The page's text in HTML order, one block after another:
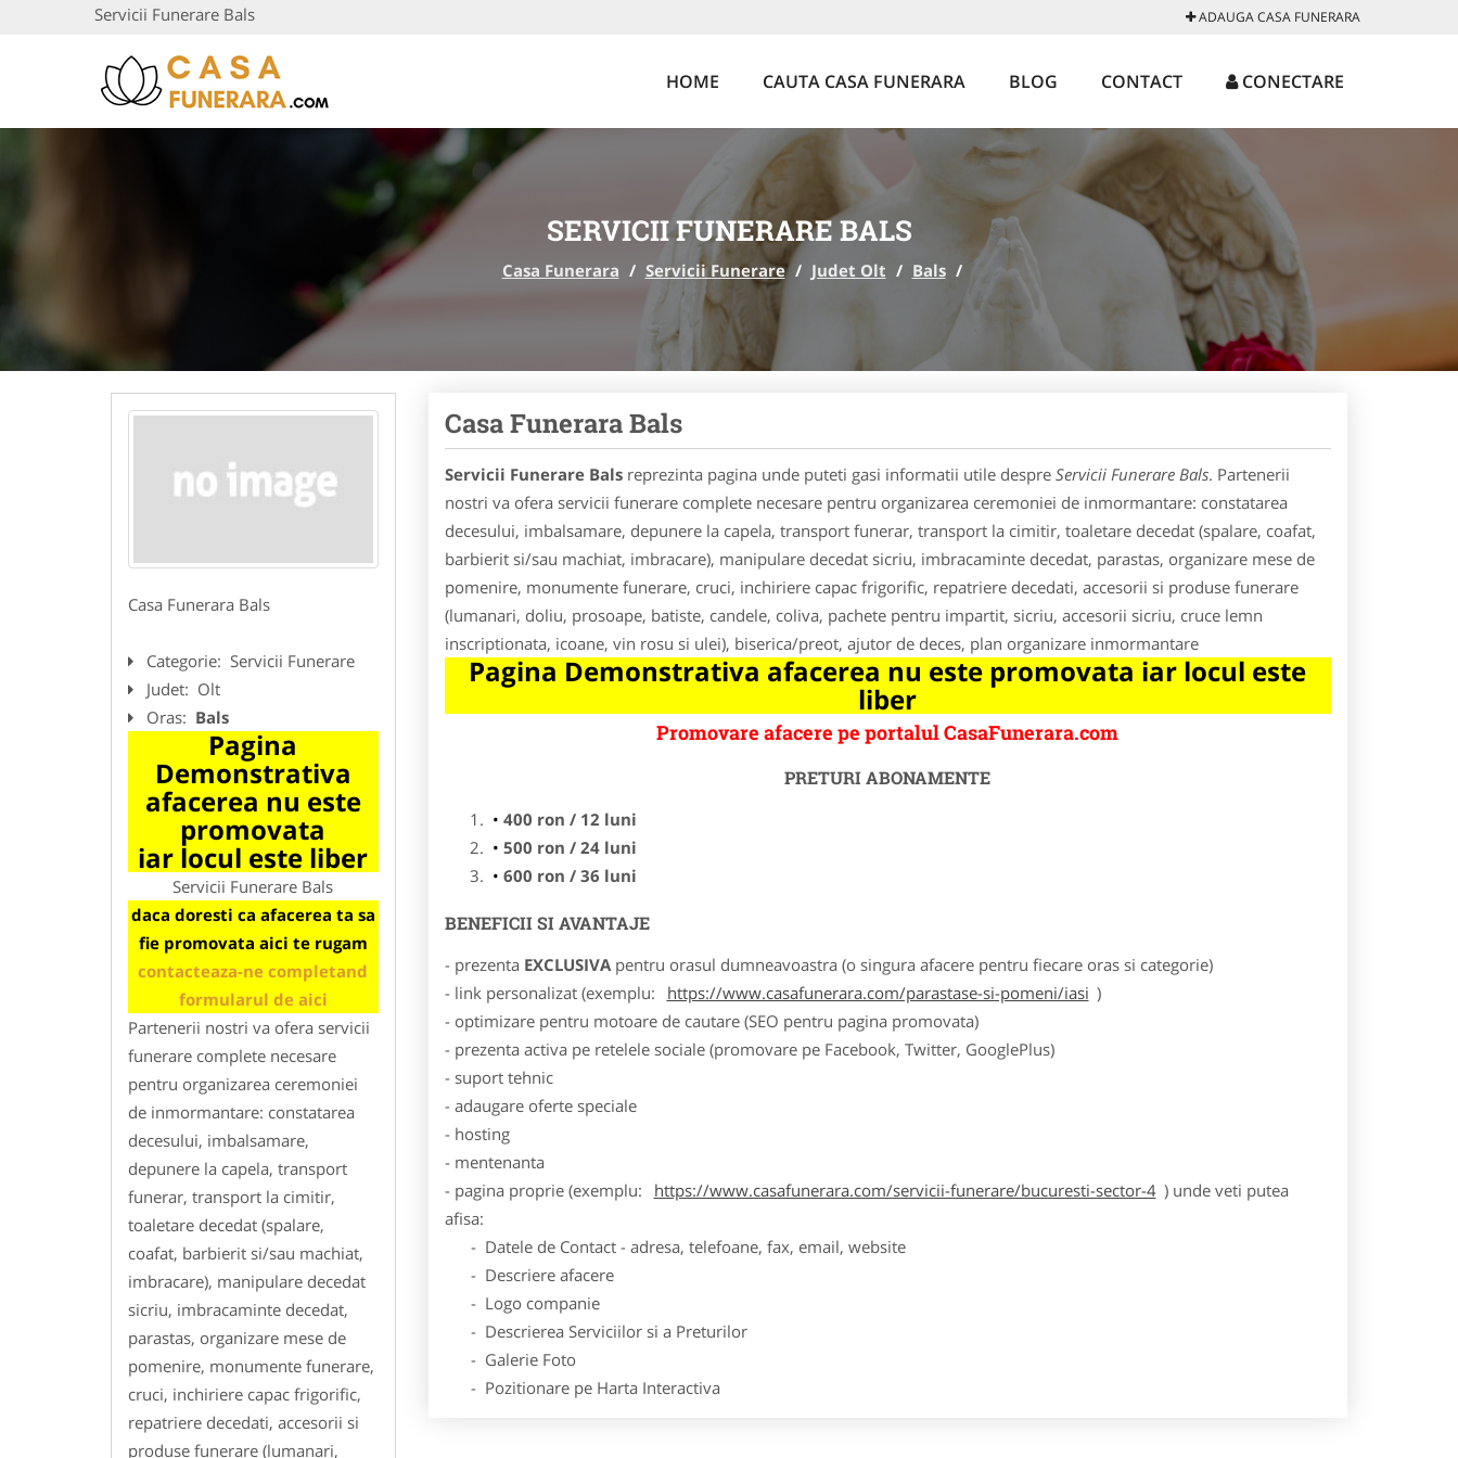
Servicii Funerare Bals ADAUGA CASA FUNERARA
HOME CAUTA CASA FUNERARA BLOG CONTACT CONECTARE
SERVICII FUNERARE BALS
Casa Funerara / Servicii Funerare / Judet Olt / Bals /
Casa Funerara Bals
Categorie: Servicii Funerare
Judet: Olt
Oras: Bals
Pagina
Demonstrativa
afacerea nu este
promovata
iar locul este liber
Servicii Funerare Bals
daca doresti ca afacerea ta sa
fie promovata aici te rugam
contacteaza-ne completand
formularul de aici
Partenerii nostri va ofera servicii
funerare complete necesare
pentru organizarea ceremoniei
de inmormantare: constatarea
decesului, imbalsamare,
depunere la capela, transport
funerar, transport la cimitir,
toaletare decedat (spalare,
coafat, barbierit si/sau machiat,
imbracare), manipulare decedat
sicriu, imbracaminte decedat,
parastas, organizare mese de
pomenire, monumente funerare,
cruci, inchiriere capac frigorific,
repatriere decedati, accesorii si
produse funerare (lumanari,
Casa Funerara Bals
Servicii Funerare Balsreprezinta pagina unde puteti gasi informatii utile despre Servicii Funerare Bals. Partenerii
nostri va ofera servicii funerare complete necesare pentru organizarea ceremoniei de inmormantare: constatarea
decesului, imbalsamare, depunere la capela, transport funerar, transport la cimitir, toaletare decedat (spalare, coafat,
barbierit si/sau machiat, imbracare), manipulare decedat sicriu, imbracaminte decedat, parastas, organizare mese de
pomenire, monumente funerare, cruci, inchiriere capac frigorific, repatriere decedati, accesorii si produse funerare
(lumanari, doliu, prosoape, batiste, candele, coliva, pachete pentru impartit, sicriu, accesorii sicriu, cruce lemn
inscriptionata, icoane, vin rosu si ulei), biserica/preot, ajutor de deces, plan organizare inmormantare
Pagina Demonstrativa afacerea nu este promovata iar locul este
liber
Promovare afacere pe portalul CasaFunerara.com
PRETURI ABONAMENTE
400 ron / 12 luni
500 ron / 24 luni
600 ron / 36 luni
BENEFICII SI AVANTAJE
- prezenta EXCLUSIVApentru orasul dumneavoastra (o singura afacere pentru fiecare oras si categorie)
- link personalizat (exemplu:
https://www.casafunerara.com/parastase-si-pomeni/iasi )
- optimizare pentru motoare de cautare (SEO pentru pagina promovata)
- prezenta activa pe retelele sociale (promovare pe Facebook, Twitter, GooglePlus)
- suport tehnic
- adaugare oferte speciale
- hosting
- mentenanta
- pagina proprie (exemplu:
https://www.casafunerara.com/servicii-funerare/bucuresti-sector-4 ) unde veti putea
afisa:
- Datele de Contact - adresa, telefoane, fax, email, website
- Descriere afacere
- Logo companie
- Descrierea Serviciilor si a Preturilor
- Galerie Foto
- Pozitionare pe Harta Interactiva